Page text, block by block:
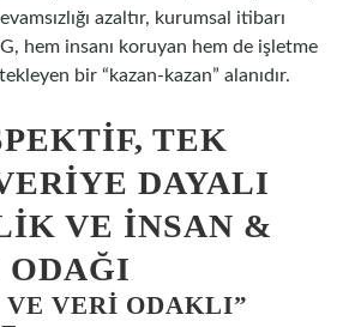
azaltır, kurumsal itibarı
hem insanı koruyan hem de işletme
bir “kazan-kazan” alanıdır.
TEK
DAYALI
VE İNSAN &
ODAĞI
VE VERI ODAKLI”